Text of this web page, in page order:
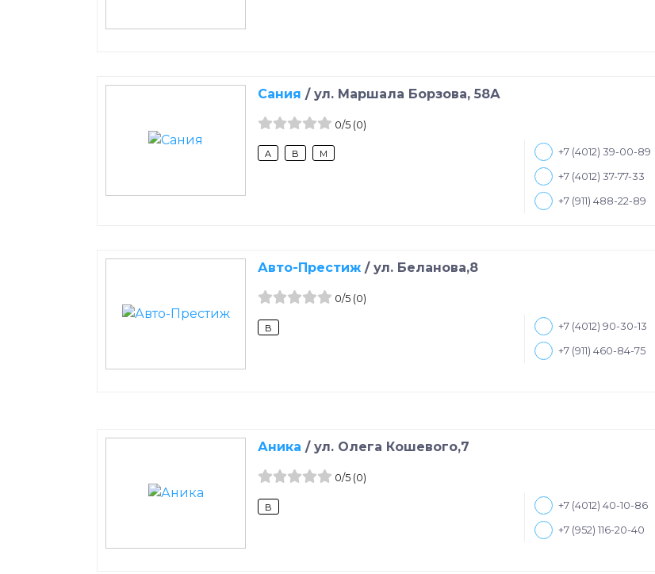
Сания / ул. Маршала Борзова, 58А
0/5(0)
A B M +7 (4012) 39-00-89
+7 (4012) 37-77-33
+7 (911) 488-22-89
Авто-Престиж / ул. Беланова,8
0/5(0)
B +7 (4012) 90-30-13
+7 (911) 460-84-75
Аника / ул. Олега Кошевого,7
0/5(0)
B +7 (4012) 40-10-86
+7 (952) 116-20-40